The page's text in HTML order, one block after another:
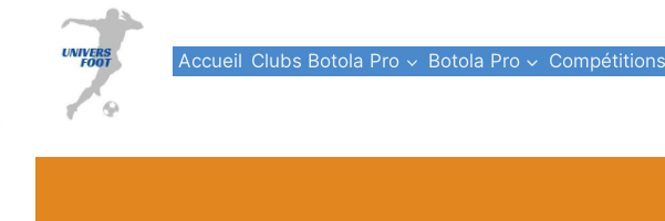
Accueil Clubs Botola Pro Botola Pro